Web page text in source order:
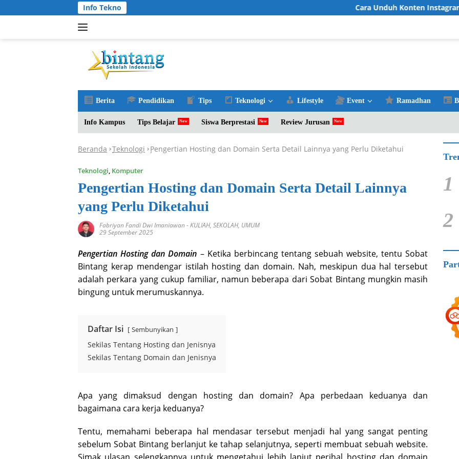
ke
Info Tekno Cara Unduh Konten Instagram Favorit
Berita Pendidikan Tips Teknologi Lifestyle Event Ramadhan
Info Kampus Tips Belajar Siswa Berprestasi Review Jurusan
Beranda -Teknologi -Pengertian Hosting dan Domain Serta Detail Lainnya yang Perlu Diketahui
Teknologi, Komputer
Pengertian Hosting dan Domain Serta Detail Lainnya
yang Perlu Diketahui
Fabriyan Fandi Dwi Imaniawan -KULIAH, SEKOLAH, UMUM
29 September 2025
Pengertian Hosting dan Domain – Ketika berbincang tentang sebuah website, tentu Sobat
Bintang kerap mendengar istilah hosting dan domain. Nah, meskipun dua hal tersebut
adalah perkara yang cukup familiar, namun beberapa dari Sobat Bintang mungkin masih
bingung untuk merumuskannya.
Daftar Isi Sembunyikan
Sekilas Tentang Hosting dan Jenisnya
Sekilas Tentang Domain dan Jenisnya
Apa yang dimaksud dengan hosting dan domain? Apa perbedaan keduanya dan
bagaimana cara kerja keduanya?
Tentu, memahami beberapa hal mendasar tersebut menjadi hal yang sangat penting
sebelum Sobat Bintang berlanjut ke tahap selanjutnya, seperti membuat sebuah website.
1
2